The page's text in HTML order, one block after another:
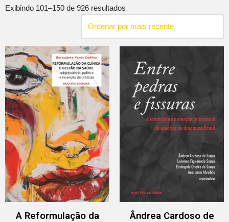
Exibindo 101–150 de 926 resultados
A Reformulação da
Ândrea Cardoso de